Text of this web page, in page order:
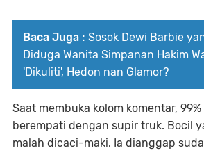
Baca Juga : Sosok Dewi Barbie
Diduga Wanita Simpanan Hakim
'Dikuliti', Hedon nan Glamor?
Saat membuka kolom komentar,
berempati dengan supir truk. Bocil
malah dicaci-maki. Ia dianggap